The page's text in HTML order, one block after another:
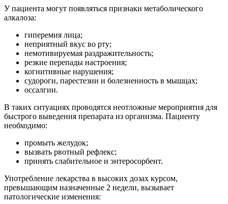
У пациента могут появляться признаки метаболического
алкалоза:
гиперемия лица;
неприятный вкус во рту;
немотивируемая раздражительность;
резкие перепады настроения;
когнитивные нарушения;
судороги, парестезии и болезненность в мышцах;
оссалгии.
В таких ситуациях проводятся неотложные мероприятия для
быстрого выведения препарата из организма. Пациенту
необходимо:
промыть желудок;
вызвать рвотный рефлекс;
принять слабительное и энтеросорбент.
Употребление лекарства в высоких дозах курсом,
превышающим назначенные 2 недели, вызывает
патологические изменения: